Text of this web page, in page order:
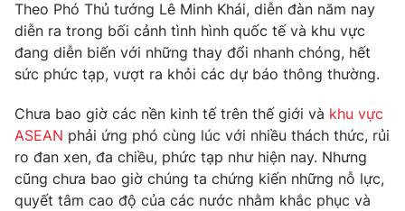
® Cấm sao chép dưới mọi hình thức nếu không có sự chấp
thuận bằng văn bản. Ghi rõ nguồn VTV.vn khi phát hành lại
thông tin từ website này.
Theo Phó Thủ tướng Lê Minh Khái, diễn đàn năm nay
diễn ra trong bối cảnh tình hình quốc tế và khu vực
đang diễn biến với những thay đổi nhanh chóng, hết
sức phức tạp, vượt ra khỏi các dự báo thông thường.
Chưa bao giờ các nền kinh tế trên thế giới và khu vực
ASEAN phải ứng phó cùng lúc với nhiều thách thức, rủi
ro đan xen, đa chiều, phức tạp như hiện nay. Nhưng
cũng chưa bao giờ chúng ta chứng kiến những nỗ lực,
quyết tâm cao độ của các nước nhằm khắc phục và